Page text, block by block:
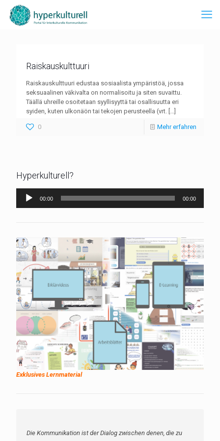
Raiskauskulttuuri
Raiskauskulttuuri edustaa sosiaalista ympäristöä, jossa
seksuaalinen väkivalta on normalisoitu ja siten suvaittu.
Täällä uhreille osoitetaan syyllisyyttä tai osallisuutta eri
syiden, kuten ulkonäön tai tekojen perusteella (vrt. […]
0 Mehr erfahren
Hyperkulturell?
Audio-
Player
00:00 00:00
Exklusives Lernmaterial
Die Kommunikation ist der Dialog zwischen denen, die zu